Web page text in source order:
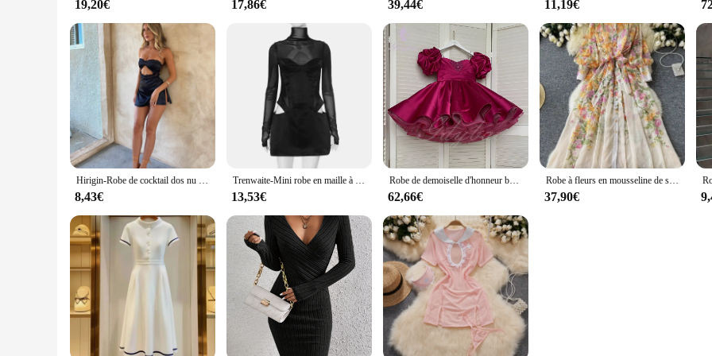
19,20€ 17,86€ 39,44€ 11,19€
Hirigin-Robe de cocktail dos nu sans bretelles pour femme, mini robe moulante, dentelle évidée, poitrine ronde, boîte de nuit, club de fête
8,43€
Trenwaite-Mini robe en maille à manches longues pour filles, col roulé transparent, épissure creuse, costume de batterie, robe de soirée sexy, mode club, chaud
13,53€
Robe de demoiselle d'honneur bouffante perlée pour mariage, appliques longueur genou avec nœud, fête d'anniversaire pour enfants, robe de Rh, quelle que soit la robe de princesse, 2024
62,66€
Robe à fleurs en mousseline de soie pour femmes, robe trapèze, manches longues lanterne, ceintures imprimées, magnifique, lumineuse, été, éducatif
37,90€